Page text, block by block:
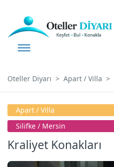
Oteller Diyarı Apart / Villa
Apart / Villa
Silifke / Mersin
Kraliyet Konakları